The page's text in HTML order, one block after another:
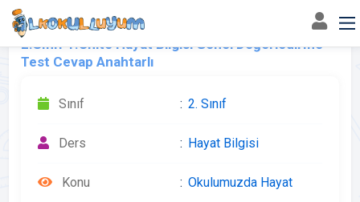
2.Sınıf 1.Ünite Hayat Bilgisi Genel Değerledirme
Test Cevap Anahtarlı
Sınıf 2. Sınıf
Ders Hayat Bilgisi
Konu Okulumuzda Hayat